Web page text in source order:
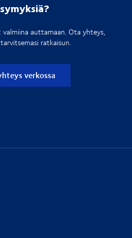
auttamaan. Ota yhteys,
ratkaisun.
verkossa